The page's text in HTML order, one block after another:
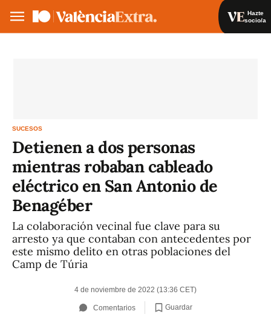
Hazte
socio/a
SUCESOS
Detienen a dos personas
mientras robaban cableado
eléctrico en San Antonio de
Benagéber
La colaboración vecinal fue clave para su
arresto ya que contaban con antecedentes por
este mismo delito en otras poblaciones del
Camp de Túria
4 de noviembre de 2022 (13:36 CET)
Comentarios Guardar